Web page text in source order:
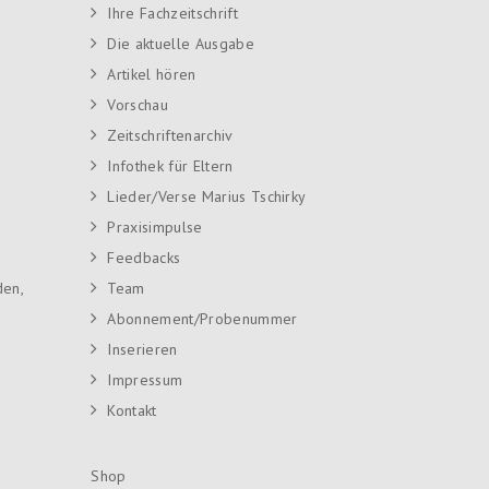
Ihre Fachzeitschrift
Die aktuelle Ausgabe
Artikel hören
Vorschau
Zeitschriftenarchiv
Infothek für Eltern
Lieder/Verse Marius Tschirky
Praxisimpulse
Feedbacks
Team
Abonnement/Probenummer
Inserieren
Impressum
Kontakt
Shop